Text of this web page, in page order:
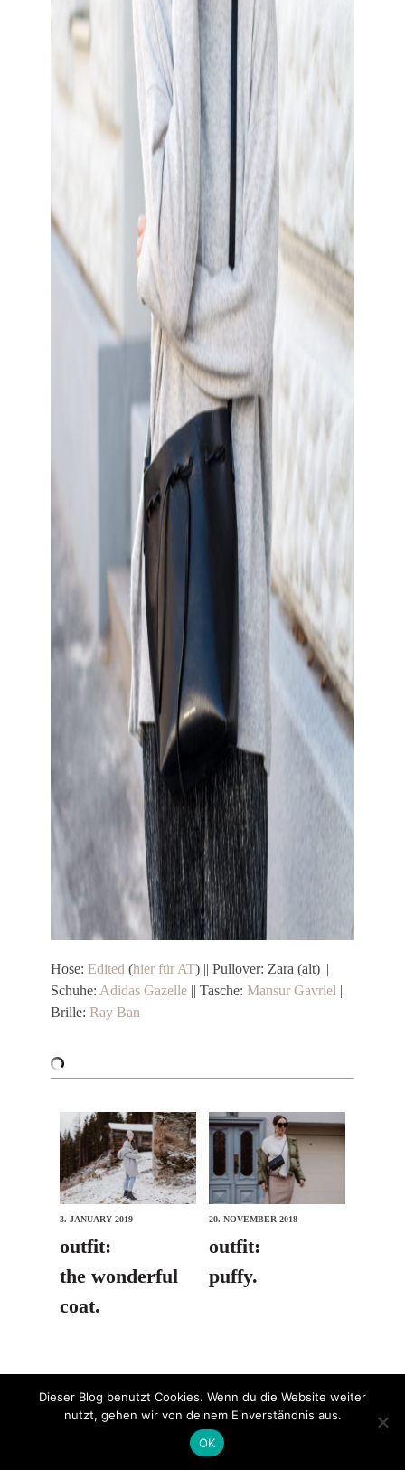
Hose: Edited (hier für AT) || Pullover: Zara (alt) ||
Schuhe: Adidas Gazelle || Tasche: Mansur Gavriel ||
Brille: Ray Ban
3. JANUARY 2019
outfit:
the wonderful
coat.
20. NOVEMBER 2018
outfit:
puffy.
Dieser Blog benutzt Cookies. Wenn du die Website weiter
nutzt, gehen wir von deinem Einverständnis aus.
OK